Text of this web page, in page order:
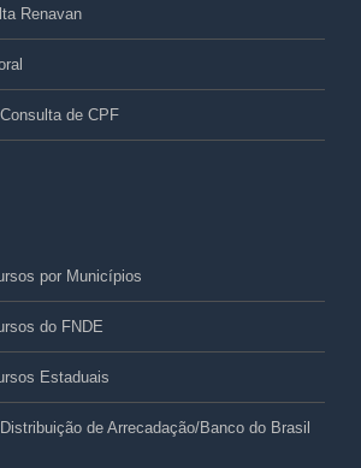
Renavan
de CPF
por Municípios
do FNDE
Estaduais
de Arrecadação/Banco do Brasil